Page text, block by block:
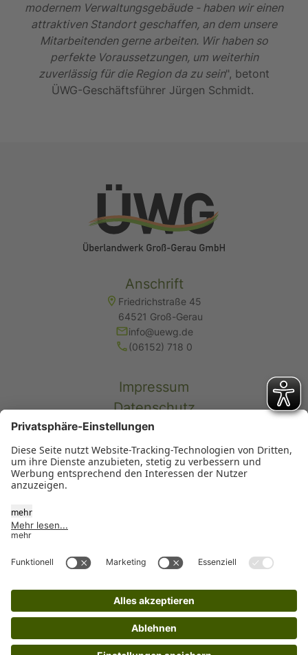
modernem Verwaltungsgebäude - haben wir einen
attraktiven Standort geschaffen, an dem unsere
Mitarbeitenden gerne arbeiten. Wir haben so
perfekte Voraussetzungen, um weiterhin
zuverlässig für die Region da zu sein", betont
ÜWG-Geschäftsführer Jürgen Schmidt.
Anschrift
Friedrichstraße 45
64521 Groß-Gerau
info@uewg.de
(06152) 718 0
Impressum
Datenschutz
Kontakt
Erklärung zur Barrierefreiheit